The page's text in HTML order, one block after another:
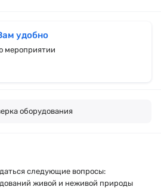
удобно
мероприятии
оборудования
следующие вопросы:
живой и неживой природы